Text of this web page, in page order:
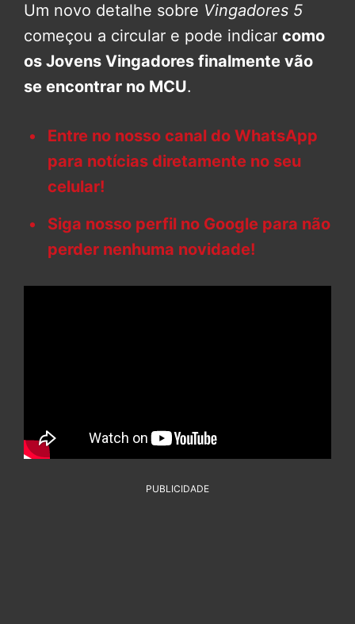
Um novo detalhe sobre Vingadores 5
começou a circular e pode indicar como
os Jovens Vingadores finalmente vão
se encontrar no MCU.
Entre no nosso canal do WhatsApp
para notícias diretamente no seu
celular!
Siga nosso perfil no Google para não
perder nenhuma novidade!
PUBLICIDADE